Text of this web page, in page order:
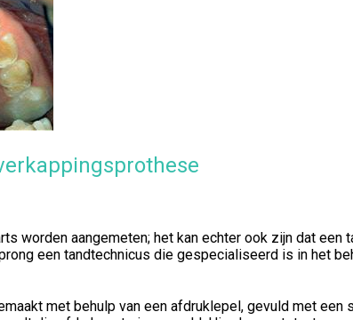
worden aangemeten; het kan echter ook zijn dat een
een tandtechnicus die gespecialiseerd is in het
met behulp van een afdruklepel, gevuld met een